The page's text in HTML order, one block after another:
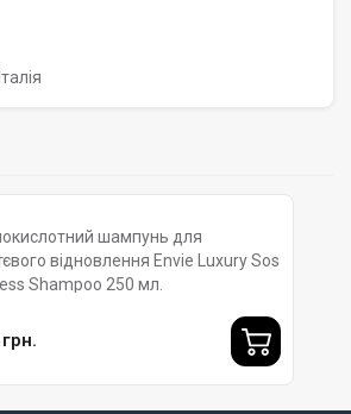
шампунь для
відновлення Envie Luxury Sos
Shampoo 250 мл.